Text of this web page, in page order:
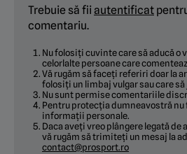
Trebuie să fii autentificat
comentariu.
Nu folosiți cuvinte care să aducă o
celorlalte persoane care
Vă rugăm să faceți referiri doar la
folosiți un limbaj vulgar sau care
Nu sunt permise comentariile
Pentru protecția dumneavostră
informații personale.
Daca aveți vreo plângere legată
vă rugăm să trimiteți un mesaj la
contact@prosport.ro